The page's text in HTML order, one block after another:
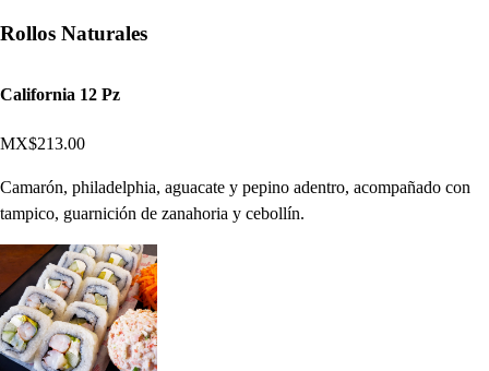
Rollos Naturales
California 12 Pz
MX$213.00
Camarón, philadelphia, aguacate y pepino adentro, acompañado con
tampico, guarnición de zanahoria y cebollín.